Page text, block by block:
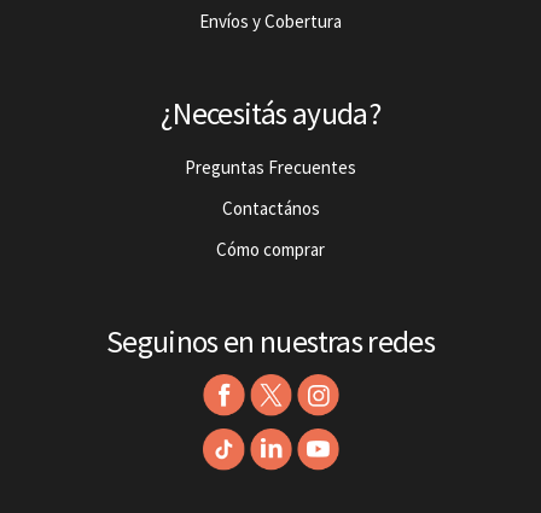
Envíos y Cobertura
¿Necesitás ayuda?
Preguntas Frecuentes
Contactános
Cómo comprar
Seguinos en nuestras redes